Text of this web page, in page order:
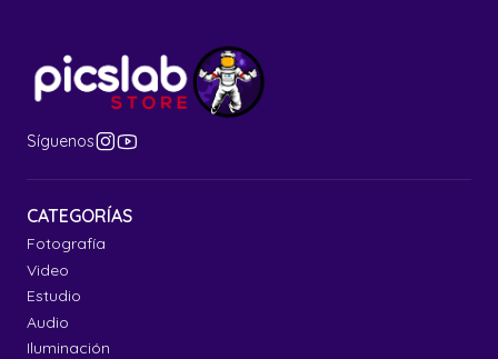
Síguenos
CATEGORÍAS
Fotografía
Video
Estudio
Audio
Iluminación